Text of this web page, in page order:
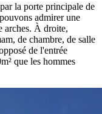
la porte principale de
admirer une
arches. À droite,
de chambre, de salle
de l'entrée
que les hommes